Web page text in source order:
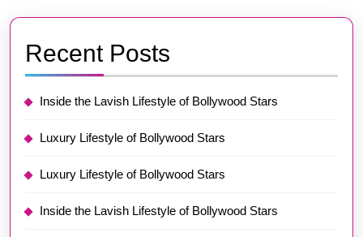
Recent Posts
Inside the Lavish Lifestyle of Bollywood Stars
Luxury Lifestyle of Bollywood Stars
Luxury Lifestyle of Bollywood Stars
Inside the Lavish Lifestyle of Bollywood Stars